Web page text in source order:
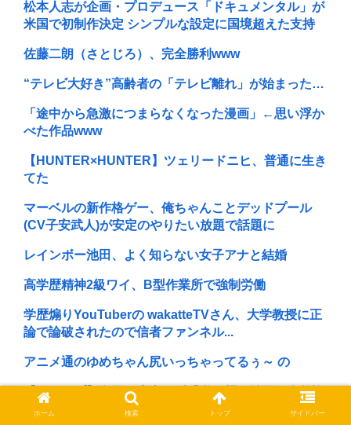
松本人志が企画・プロデュース「ドキュメンタル」が
米国で初制作決定 シンプルな設定に国境超えた支持
佐藤二朗（さとじろ）、完全勝利www
“テレビ大好き”高齢者の「テレビ離れ」が始まった…
「途中から急激につまらなくなった漫画」←思い浮か
べた作品www
【HUNTER×HUNTER】ツェリードニヒ、普通に生き
てた
マーベルの新作格ゲー、俺ちゃんことデッドプール
(CV子安武人)が安定のやりたい放題で話題に
レインボー池田、よく知らない女子アナと結婚
高学歴精神2級ワイ、B型作業所で強制労働
学歴煽りYouTuberの wakatteTVさん、大学教授に正
論で論破されたので信者ファンネル...
アニメ通のゆめちゃん尻いっちゃってるぅ～ の
【ジャップ】女優の広瀬すず「私、麺と納豆が全然許
せない。私、麺と納豆が全然許せない 」
ホーム 検索 トップ サイドバー